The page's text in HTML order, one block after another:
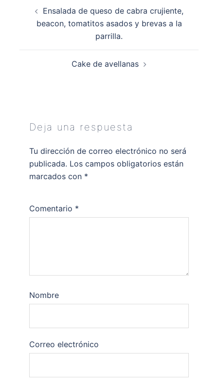
entradas
Ensalada de queso de cabra crujiente,
beacon, tomatitos asados y brevas a la
parrilla.
Cake de avellanas
Deja una respuesta
Tu dirección de correo electrónico no será
publicada. Los campos obligatorios están
marcados con *
Comentario *
Nombre
Correo electrónico